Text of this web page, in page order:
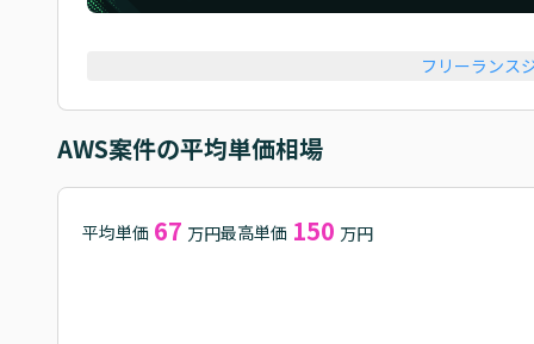
フリーランス
AWS案件の平均単価相場
平均単価 67 万円最高単価 150 万円